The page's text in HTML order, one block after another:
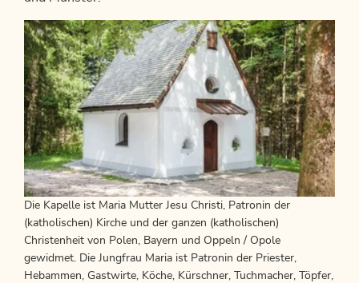
Die Kapelle ist Maria Mutter Jesu Christi, Patronin der
(katholischen) Kirche und der ganzen (katholischen)
Christenheit von Polen, Bayern und Oppeln / Opole
gewidmet. Die Jungfrau Maria ist Patronin der Priester,
Hebammen, Gastwirte, Köche, Kürschner, Tuchmacher, Töpfer,